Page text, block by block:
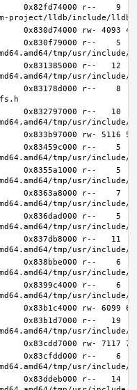
0x82fd74000 r--    9
0x830f79000 r--    5
0x831385000 r--   12
0x83178d000 r--    8
0x832797000 r--   10
0x83459c000 r--    5
0x8355a1000 r--    5
0x8363a8000 r--    7
0x836dad000 r--    5
0x837db8000 r--   11
0x838bbe000 r--    6
0x8399c4000 r--    6
0x83b1d7000 r--   19
0x83cfdd000 r--    6
0x83ddeb000 r--   14